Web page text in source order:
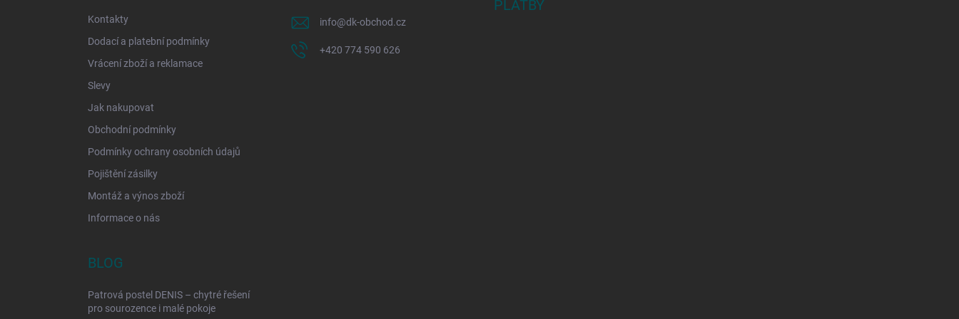
Kontakty
Dodací a platební podmínky
Vrácení zboží a reklamace
Slevy
Jak nakupovat
Obchodní podmínky
Podmínky ochrany osobních údajů
Pojištění zásilky
Montáž a výnos zboží
Informace o nás
info@dk-obchod.cz
+420 774 590 626
PLATBY
BLOG
Patrová postel DENIS – chytré řešení
pro sourozence i malé pokoje